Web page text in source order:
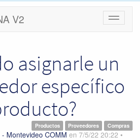
Cambiar
V2
asignarle un
específico
Productos Proveedores Compras
Montevideo COMM en 7/5/22 20:22 •